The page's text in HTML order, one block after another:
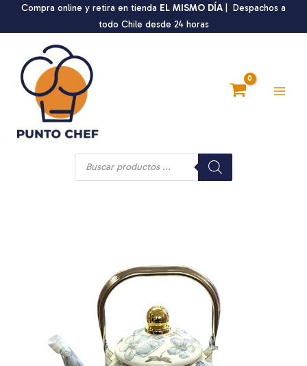
Compra online y retira en tienda EL MISMO DÍA | Despachos a
todo Chile desde 24 horas
Búsqueda